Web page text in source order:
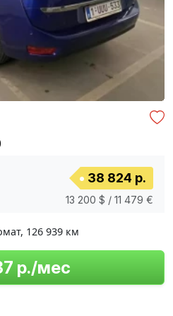
38 824 р.
13 200 $ / 11 479 €
, 126 939 км
р./мес